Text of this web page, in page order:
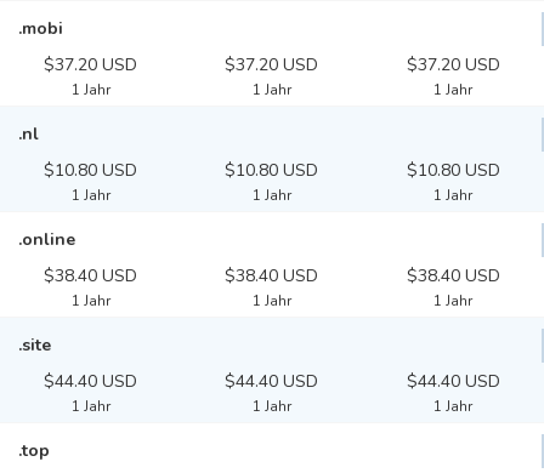
.mobi
$37.20 USD
1 Jahr
$37.20 USD
1 Jahr
$37.20 USD
1 Jahr
.nl
$10.80 USD
1 Jahr
$10.80 USD
1 Jahr
$10.80 USD
1 Jahr
.online
$38.40 USD
1 Jahr
$38.40 USD
1 Jahr
$38.40 USD
1 Jahr
.site
$44.40 USD
1 Jahr
$44.40 USD
1 Jahr
$44.40 USD
1 Jahr
.top